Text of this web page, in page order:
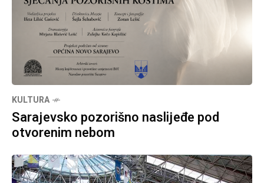
KULTURA
Sarajevsko pozorišno naslijeđe pod
otvorenim nebom